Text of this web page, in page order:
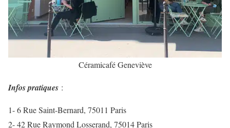
Céramicafé Geneviève
Infos pratiques :
1- 6 Rue Saint-Bernard, 75011 Paris
2- 42 Rue Raymond Losserand, 75014 Paris